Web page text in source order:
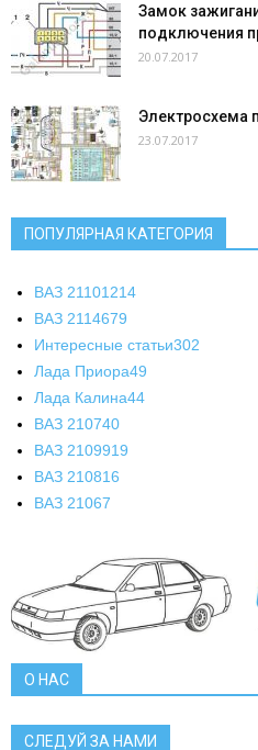
Замок
подключения
20.07.2017
Электросхема
23.07.2017
ПОПУЛЯРНАЯ КАТЕГОРИЯ
ВАЗ 21101214
ВАЗ 2114679
Интересные статьи302
Лада Приора49
Лада Калина44
ВАЗ 210740
ВАЗ 2109919
ВАЗ 210816
ВАЗ 21067
О НАС
СЛЕДУЙ ЗА НАМИ